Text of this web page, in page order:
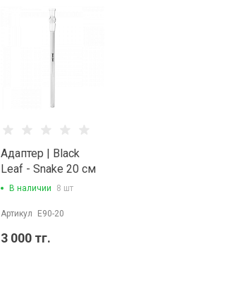
Адаптер | Black
Leaf - Snake 20 см
(14/14)
В наличии 8 шт
Артикул E90-20
3 000 тг.